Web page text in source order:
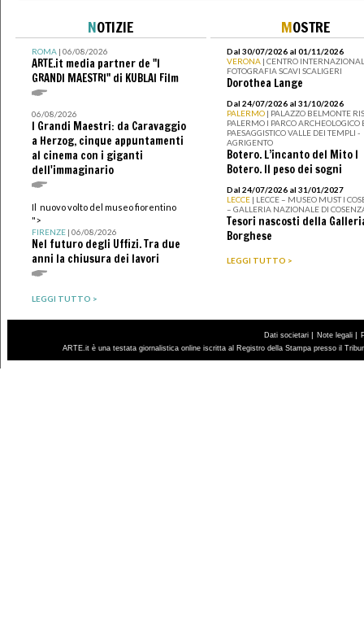
NOTIZIE
ROMA| 06/08/2026
ARTE.it media partner de "I
GRANDI MAESTRI" di KUBLAI Film
06/08/2026
I Grandi Maestri: da Caravaggio
a Herzog, cinque appuntamenti
al cinema con i giganti
dell'immaginario
Il nuovo volto del museo fiorentino
">
FIRENZE| 06/08/2026
Nel futuro degli Uffizi. Tra due
anni la chiusura dei lavori
LEGGI TUTTO >
MOSTRE
Dal 30/07/2026 al 01/11/2026
VERONA | CENTRO
FOTOGRAFIA SCAVI SCALIGERI
Dorothea Lange
Dal 24/07/2026 al 31/10/2026
PALERMO | PALAZZO BELMONTE
PALERMO I PARCO ARCHEOLOGICO
PAESAGGISTICO VALLE DEI TEMPLI -
AGRIGENTO
Botero. L’incanto del Mito I
Botero. Il peso dei sogni
Dal 24/07/2026 al 31/01/2027
LECCE | LECCE – MUSEO MUST I
– GALLERIA NAZIONALE DI
Tesori nascosti della
Borghese
LEGGI TUTTO >
Dati societari | Note legali |
ARTE.it è una testata giornalistica online iscritta al Registro della Stampa presso il